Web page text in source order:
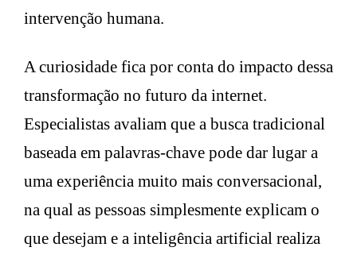
intervenção humana.
A curiosidade fica por conta do impacto dessa
transformação no futuro da internet.
Especialistas avaliam que a busca tradicional
baseada em palavras-chave pode dar lugar a
uma experiência muito mais conversacional,
na qual as pessoas simplesmente explicam o
que desejam e a inteligência artificial realiza